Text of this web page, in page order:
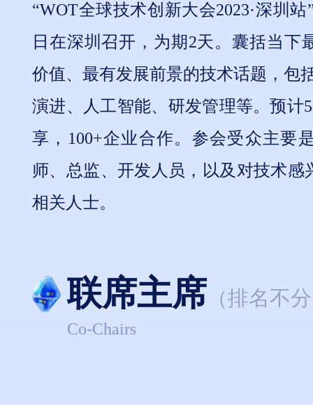
“WOT全球技术创新大会2023·深圳站
日在深圳召开，为期2天。囊括当下
价值、最有发展前景的技术话题，包
演进、人工智能、研发管理等。预计
享，100+企业合作。参会受众主要
师、总监、开发人员，以及对技术感
相关人士。
联席主席 （排名不
Co-Chairs